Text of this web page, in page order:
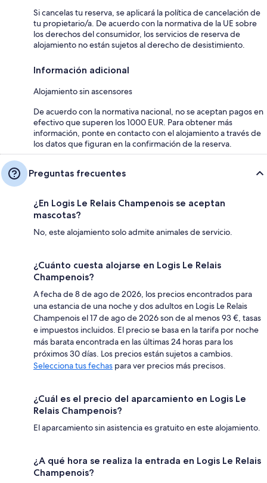
Si cancelas tu reserva, se aplicará la política de cancelación de
tu propietario/a. De acuerdo con la normativa de la UE sobre
los derechos del consumidor, los servicios de reserva de
alojamiento no están sujetos al derecho de desistimiento.
Información adicional
Alojamiento sin ascensores
De acuerdo con la normativa nacional, no se aceptan pagos en
efectivo que superen los 1000 EUR. Para obtener más
información, ponte en contacto con el alojamiento a través de
los datos que figuran en la confirmación de la reserva.
Preguntas frecuentes
¿En Logis Le Relais Champenois se aceptan
mascotas?
No, este alojamiento solo admite animales de servicio.
¿Cuánto cuesta alojarse en Logis Le Relais
Champenois?
A fecha de 8 de ago de 2026, los precios encontrados para
una estancia de una noche y dos adultos en Logis Le Relais
Champenois el 17 de ago de 2026 son de al menos 93 €, tasas
e impuestos incluidos. El precio se basa en la tarifa por noche
más barata encontrada en las últimas 24 horas para los
próximos 30 días. Los precios están sujetos a cambios.
Selecciona tus fechas para ver precios más precisos.
¿Cuál es el precio del aparcamiento en Logis Le
Relais Champenois?
El aparcamiento sin asistencia es gratuito en este alojamiento.
¿A qué hora se realiza la entrada en Logis Le Relais
Champenois?